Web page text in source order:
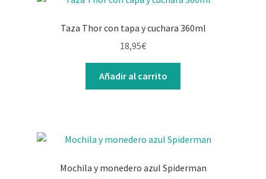
Taza Thor con tapa y cuchara 360ml
18,95€
Añadir al carrito
Mochila y monedero azul Spiderman